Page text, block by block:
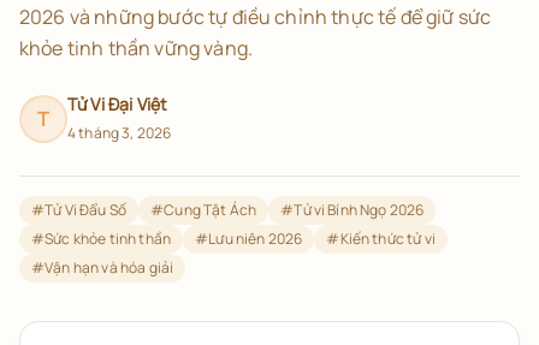
2026 và những bước tự điều chỉnh thực tế để giữ sức
khỏe tinh thần vững vàng.
T
Tử Vi Đại Việt
4 tháng 3, 2026
#Tử Vi Đẩu Số #Cung Tật Ách #Tử vi Bính Ngọ 2026
#Sức khỏe tinh thần #Lưu niên 2026 #Kiến thức tử vi
#Vận hạn và hóa giải